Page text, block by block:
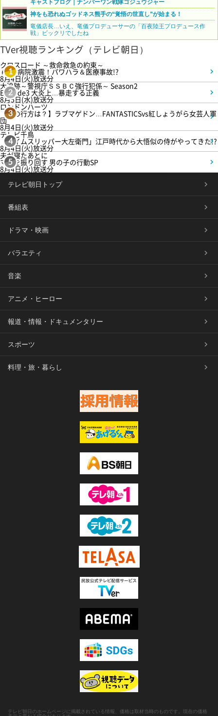
キャストブログ｜ナンバーワン戦隊ゴジュウジャー
神をも恐れぬゴッドネス熊手の“覚悟の世直し”が始まる！
竜儀店長…いえ、竜儀プロデューサーの「百夜陸王プロデュース作
戦」ビックリでしたね
TVer視聴ランキング（テレビ朝日）
1
クロスロード ～救命救急の約束～
＃5 病院激震！パワハラ＆医療事故!?
8月4日(火)放送分
2
大追跡～警視庁ＳＳＢＣ強行犯係～ Season2
Episode3 大炎上…暴走する正義
8月5日(水)放送分
3
ロンドンハーツ
【恋の行方は？】ラブマゲドン…FANTASTICSvs紅しょうがら女芸人軍
団
8月4日(火)放送分
4
テレビ千鳥
「タイムスリッパー大左衛門」江戸時代から大悟似の侍がやってきた!?
8月4日(火)放送分
5
夫が寝たあとに
ママを振り回す 男の子の行動SP
8月4日(火)放送分
テレビ朝日トップ
番組表
ドラマ・映画
バラエティ
音楽
アニメ・ヒーロー
報道・情報・ドキュメンタリー
スポーツ
料理・旅・暮らし
テレビ朝日のホームページに掲載されている情報、価格は取材当時のものです。現在の価格